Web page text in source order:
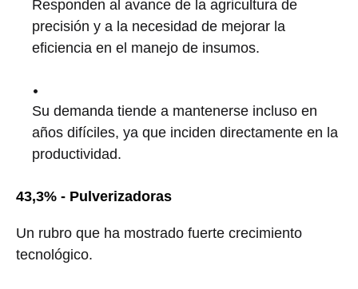
Responden al avance de la agricultura de
precisión y a la necesidad de mejorar la
eficiencia en el manejo de insumos.
Su demanda tiende a mantenerse incluso en
años difíciles, ya que inciden directamente en la
productividad.
43,3% - Pulverizadoras
Un rubro que ha mostrado fuerte crecimiento
tecnológico.